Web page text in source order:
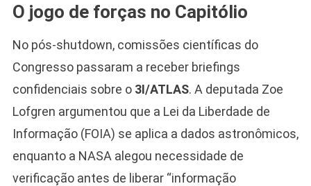
O jogo de forças no Capitólio
No pós-shutdown, comissões científicas do
Congresso passaram a receber briefings
confidenciais sobre o 3I/ATLAS. A deputada Zoe
Lofgren argumentou que a Lei da Liberdade de
Informação (FOIA) se aplica a dados astronômicos,
enquanto a NASA alegou necessidade de
verificação antes de liberar “informação